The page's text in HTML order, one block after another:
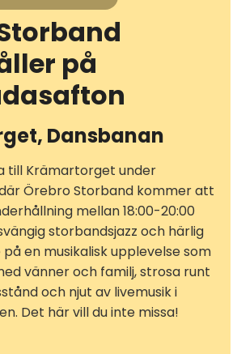
på
Dansbanan
till Krämartorget under
Örebro Storband kommer att
mellan 18:00-20:00
storbandsjazz och härlig
en musikalisk upplevelse som
vänner och familj, strosa runt
och njut av livemusik i
Det här vill du inte missa!